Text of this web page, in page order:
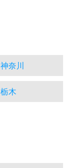
神奈川
栃木